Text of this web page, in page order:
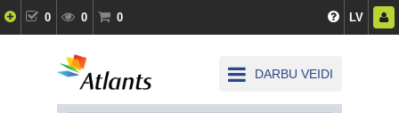
0 0 0 LV
DARBU VEIDI